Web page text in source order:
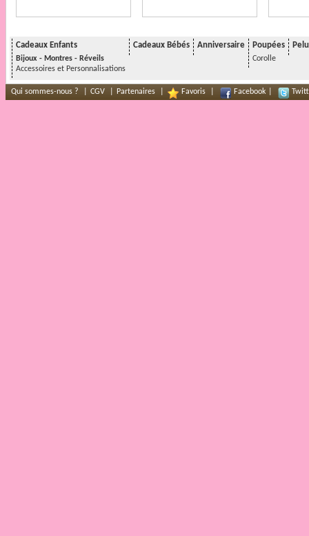
Cadeaux Enfants
Bijoux - Montres - Réveils
Accessoires et Personnalisations
Cadeaux Bébés Anniversaire Poupées
Corolle
Qui sommes-nous ? CGV Partenaires Favoris Facebook